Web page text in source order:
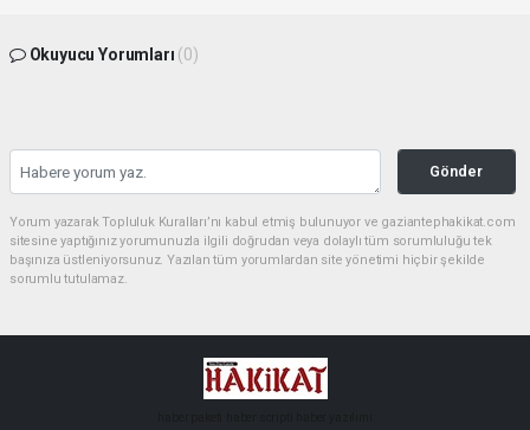
Okuyucu Yorumları (0)
Gönder
Yorum yazarak Topluluk Kuralları’nı kabul etmiş bulunuyor ve gaziantephakikat.com
sitesine yaptığınız yorumunuzla ilgili doğrudan veya dolaylı tüm sorumluluğu tek
başınıza üstleniyorsunuz. Yazılan tüm yorumlardan site yönetimi hiçbir şekilde
sorumlu tutulamaz.